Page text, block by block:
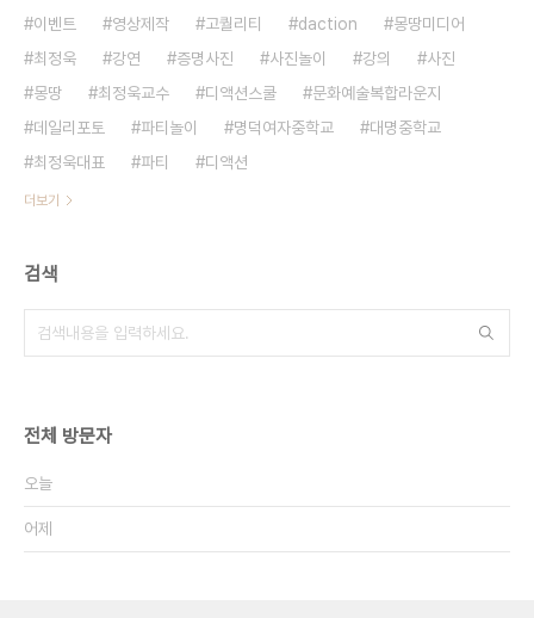
이벤트
영상제작 고퀄리티 daction
몽땅미디어
최정욱
강연 증명사진 사진놀이 강의
사진
몽땅
최정욱교수 디액션스쿨
문화예술복합라운지
데일리포토
파티놀이 명덕여자중학교
대명중학교
최정욱대표
파티 디액션
더보기
검색
전체 방문자
오늘
어제